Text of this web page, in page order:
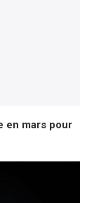
en mars pour